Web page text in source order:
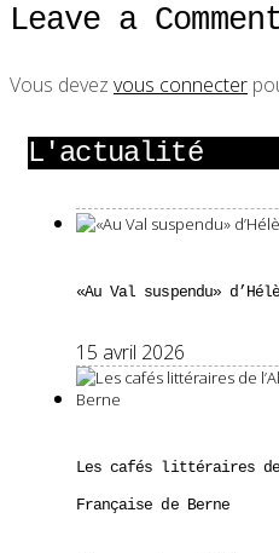
Leave a
Vous devez vous connecter
L'actualité
«Au Val suspendu»
15 avril 2026
Les cafés littéraires
Française de Berne